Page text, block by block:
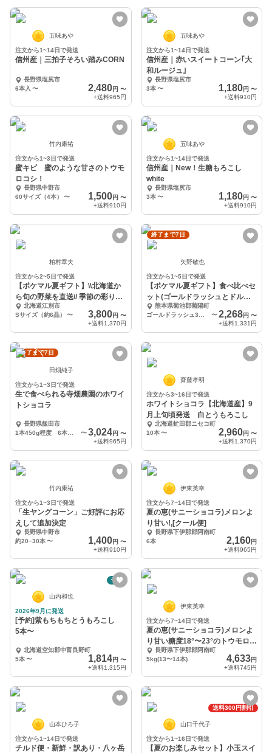
五味あや
注文から1~14日で発送
信州産｜三拍子そろい踏みCORN
長野県塩尻市
6本入 〜 2,480円 〜
+送料965円
五味あや
注文から1~14日で発送
信州産｜赤いスイートコーン｢大
和ルージュ｣
長野県塩尻市
3本 〜 1,180円 〜
+送料910円
竹内康祐
注文から1~3日で発送
蜜キビ 蜜のような甘さのトウモ
ロコシ！
長野県中野市
60サイズ（4本）
〜 1,500円 〜
+送料910円
五味あや
注文から1~14日で発送
信州産｜New！生糖もろこし
white
長野県塩尻市
3本 〜 1,180円 〜
+送料910円
柏村章夫
注文から2~5日で発送
【ポケマル夏ギフト】\\北海道か
ら旬の野菜を直送// 季節の彩り野
菜セット
北海道江別市
Sサイズ（約6品）
〜 3,800円 〜
+送料1,370円
終了まで7日
矢野敏也
注文から1~5日で発送
【ポケマル夏ギフト】食べ比べセ
ット(ゴールドラッシュとドルチ
ェドリーム)
熊本県菊池郡菊陽町
〜2,268円 〜
+送料1,331円
終了まで7日
田畑純子
注文から1~3日で発送
生で食べられる寺畑農園のホワイ
トショコラ
長野県飯田市
〜 3,024円 〜
+送料965円
齋藤孝明
注文から3~16日で発送
ホワイトショコラ【北海道産】9
月上旬頃発送 白とうもろこし
北海道虻田郡ニセコ町
10本 〜 2,960円 〜
+送料1,370円
竹内康祐
注文から1~3日で発送
「生ヤングコーン」ご好評にお応
えして追加決定
長野県中野市
約20−30本〜 1,400円 〜
+送料910円
伊東英幸
注文から7~14日で発送
夏の恵(サニーショコラ)メロンよ
り甘い!,[クール便]
長野県下伊那郡阿南町
6本
2,160円
+送料965円
予約
山内和也
2026年9月に発送
[予約]紫もちもちとうもろこし
5本〜
北海道空知郡中富良野町
5本〜 1,814円 〜
+送料1,315円
伊東英幸
注文から7~14日で発送
夏の恵(サニーショコラ)メロンよ
り甘い糖度18°〜23°のトウモロコ
シ!長野県下伊那郡阿南町
5kg(13〜14本)
4,633円
+送料745円
山本ひろ子
注文から1~14日で発送
チルド便・新鮮・訳あり・八ヶ岳
送料300円割引
山口千代子
注文から1~16日で発送
【夏のお楽しみセット】小玉スイ